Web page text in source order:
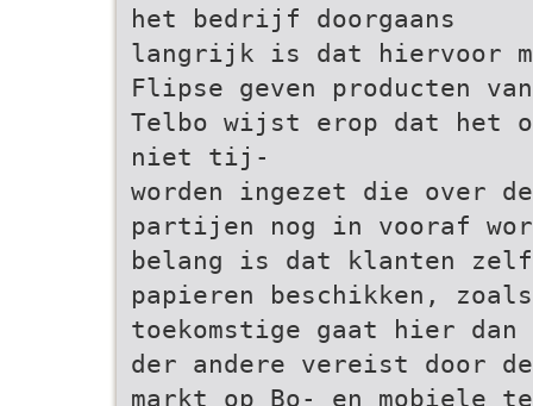
het bedrijf doorgaans
langrijk is dat hiervoor
Flipse geven producten
Telbo wijst erop dat het
niet tij-
worden ingezet die over
partijen nog in vooraf
belang is dat klanten
papieren beschikken,
toekomstige gaat hier dan
der andere vereist door
markt op Bo- en mobiele